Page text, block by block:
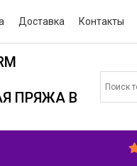
Доставка Контакты
ПРЯЖА В